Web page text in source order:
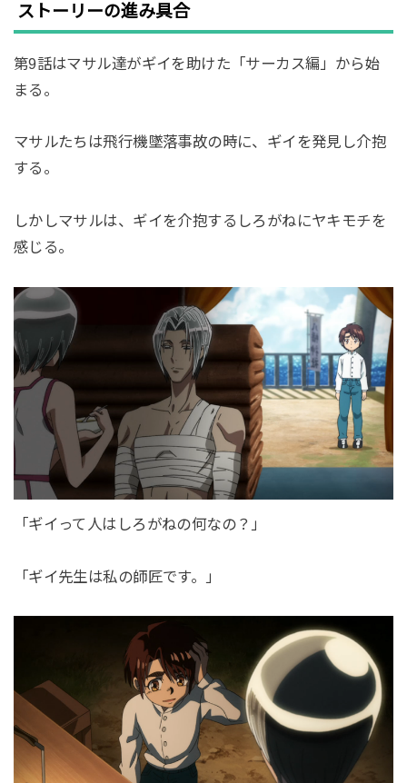
ストーリーの進み具合
第9話はマサル達がギイを助けた「サーカス編」から始
まる。
マサルたちは飛行機墜落事故の時に、ギイを発見し介抱
する。
しかしマサルは、ギイを介抱するしろがねにヤキモチを
感じる。
「ギイって人はしろがねの何なの？」
「ギイ先生は私の師匠です。」